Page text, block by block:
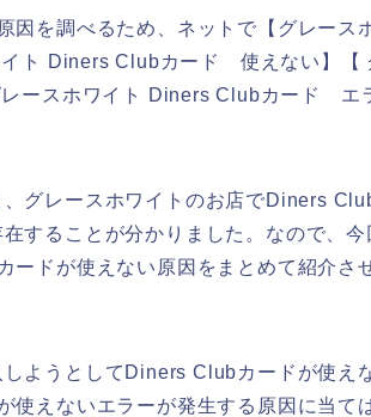
を調べるため、ネットで【グレース
ト Diners Clubカード 使えない】【
ースホワイト Diners Clubカード エ
グレースホワイトのお店でDiners
することが分かりました。なので、
ドが使えない原因をまとめて紹介さ
ようとしてDiners Clubカードが使え
えないエラーが発生する原因に当て